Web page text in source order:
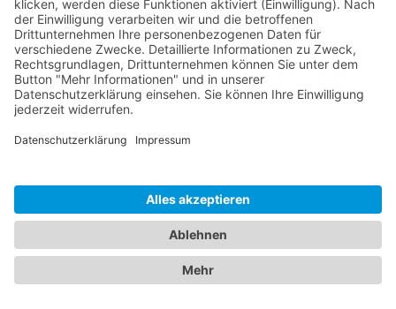
DAS BRUCKS
Ab heute kann im Brucklyn
geschlemmt werden.
Das Brucks